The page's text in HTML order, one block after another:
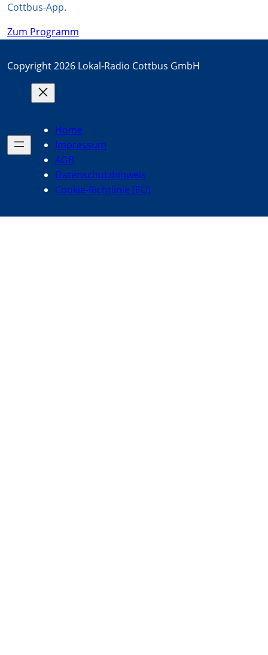
Cottbus-App.
Zum Programm
Copyright 2026 Lokal-Radio Cottbus GmbH
Home
Impressum
AGB
Datenschutzhinweis
Cookie-Richtlinie (EU)